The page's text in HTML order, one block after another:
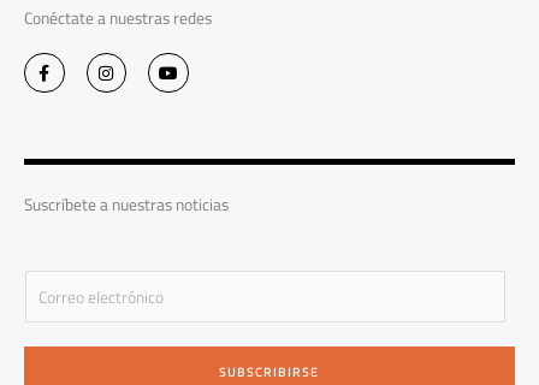
Conéctate a nuestras redes
F
a
c
o
-
f
I
n
s
r
m
Y
o
u
e
Suscríbete a nuestras noticias
E
a
i
SUBSCRIBIRSE